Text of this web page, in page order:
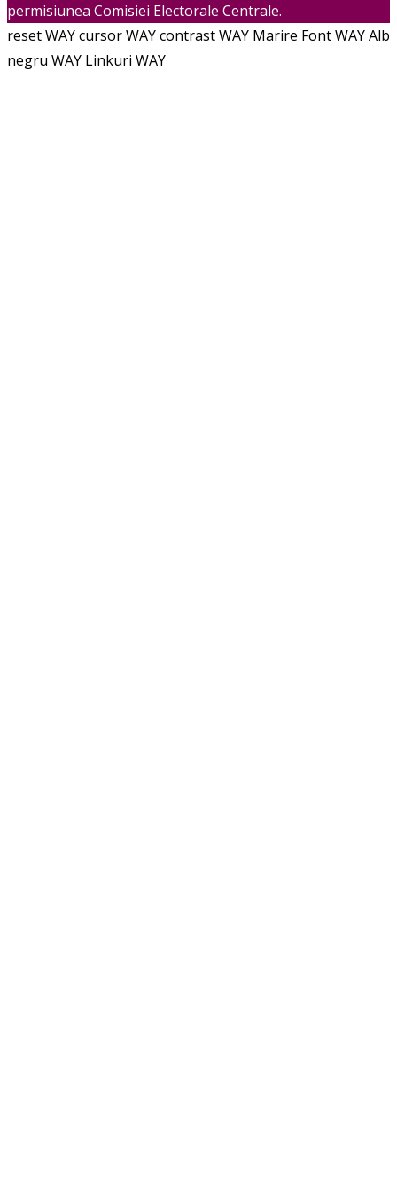
permisiunea Comisiei Electorale Centrale.
reset WAYcursor WAYcontrast WAY Marire Font WAYAlb
negru WAY Linkuri WAY